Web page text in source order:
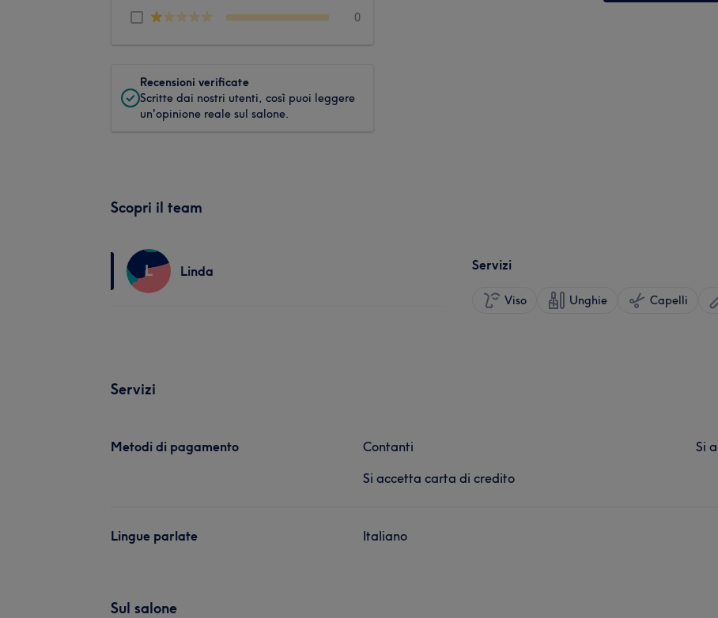
0
Recensioni verificate
Scritte dai nostri utenti, così puoi leggere
un'opinione reale sul salone.
Scopri il team
L Linda Servizi
Viso Unghie Capelli
Servizi
Metodi di pagamento
Contanti
Si accetta carta di credito
Si
Lingue parlate Italiano
Sul salone